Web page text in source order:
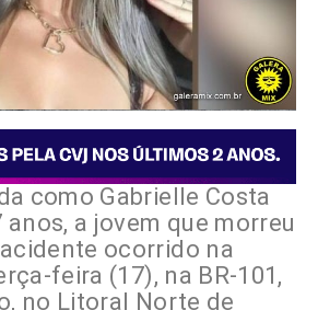
como Gabrielle Costa
anos, a jovem que morreu
ocorrido na
feira (17), na BR-101,
no Litoral Norte de